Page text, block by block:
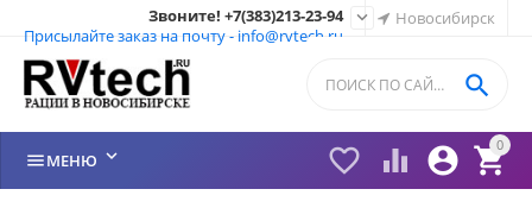
Новосибирск
Звоните! +7(383)213-23-94
Присылайте заказ на почту - info@rvtech.ru

0


 

МЕНЮ 